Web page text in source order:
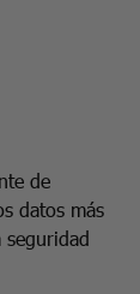
de
datos más
seguridad